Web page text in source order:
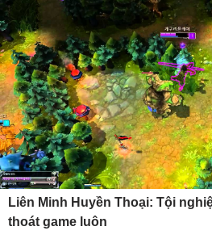
Liên Minh Huyền Thoại: Tội
thoát game luôn